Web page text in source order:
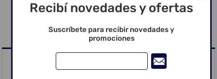
ATOS - RESINA DIRETA - ESMALTE - EA1 4 Grs
Recibí novedades y ofertas
Suscríbete para recibir novedades y
promociones